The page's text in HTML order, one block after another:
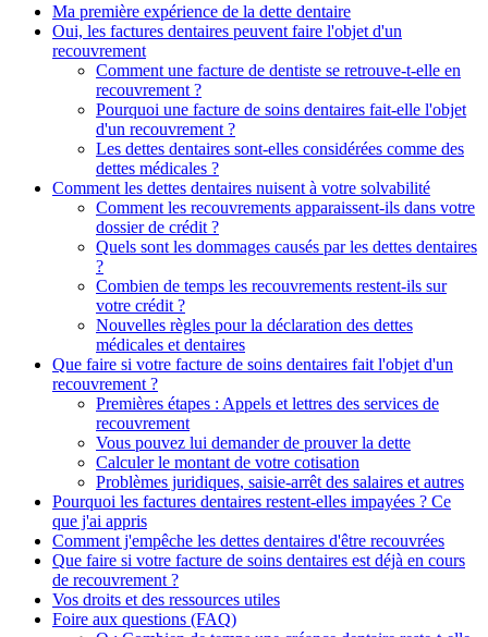
Ma première expérience de la dette dentaire
Oui, les factures dentaires peuvent faire l'objet d'un
recouvrement
Comment une facture de dentiste se retrouve-t-elle en
recouvrement ?
Pourquoi une facture de soins dentaires fait-elle l'objet
d'un recouvrement ?
Les dettes dentaires sont-elles considérées comme des
dettes médicales ?
Comment les dettes dentaires nuisent à votre solvabilité
Comment les recouvrements apparaissent-ils dans votre
dossier de crédit ?
Quels sont les dommages causés par les dettes dentaires
?
Combien de temps les recouvrements restent-ils sur
votre crédit ?
Nouvelles règles pour la déclaration des dettes
médicales et dentaires
Que faire si votre facture de soins dentaires fait l'objet d'un
recouvrement ?
Premières étapes : Appels et lettres des services de
recouvrement
Vous pouvez lui demander de prouver la dette
Calculer le montant de votre cotisation
Problèmes juridiques, saisie-arrêt des salaires et autres
Pourquoi les factures dentaires restent-elles impayées ? Ce
que j'ai appris
Comment j'empêche les dettes dentaires d'être recouvrées
Que faire si votre facture de soins dentaires est déjà en cours
de recouvrement ?
Vos droits et des ressources utiles
Foire aux questions (FAQ)